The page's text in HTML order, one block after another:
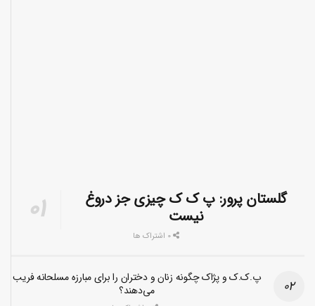
گلستان پرور: پ ک ک چیزی جز دروغ
نیست
پ.ک.ک و پژاک چگونه زنان و دختران را برای مبارزه مسلحانه فریب
می‌دهند؟